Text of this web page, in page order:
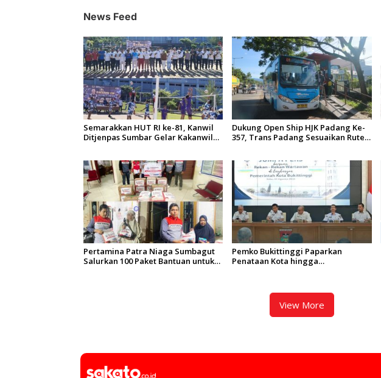
i
p
o
s
News Feed
Semarakkan HUT RI ke-81, Kanwil
Ditjenpas Sumbar Gelar Kakanwil
Dukung Open Ship HJK Padang Ke-
357, Trans Padang Sesuaikan Rute
Pertamina Patra Niaga Sumbagut
Salurkan 100 Paket Bantuan untuk
Pemko Bukittinggi Paparkan
Penataan Kota hingga
View More